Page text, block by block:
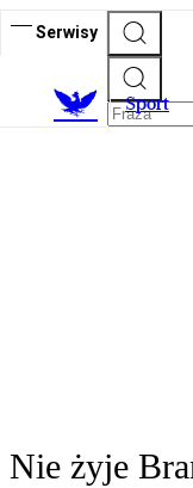
Serwisy
Sport
Nie żyje